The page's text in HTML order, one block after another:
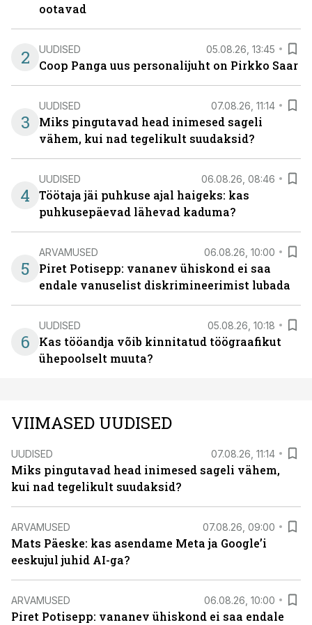
ootavad
2 UUDISED 05.08.26, 13:45
Coop Panga uus personalijuht on Pirkko Saar
3
UUDISED 07.08.26, 11:14
Miks pingutavad head inimesed sageli
vähem, kui nad tegelikult suudaksid?
4
UUDISED 06.08.26, 08:46
Töötaja jäi puhkuse ajal haigeks: kas
puhkusepäevad lähevad kaduma?
5
ARVAMUSED 06.08.26, 10:00
Piret Potisepp: vananev ühiskond ei saa
endale vanuselist diskrimineerimist lubada
6
UUDISED 05.08.26, 10:18
Kas tööandja võib kinnitatud töögraafikut
ühepoolselt muuta?
VIIMASED UUDISED
UUDISED 07.08.26, 11:14
Miks pingutavad head inimesed sageli vähem,
kui nad tegelikult suudaksid?
ARVAMUSED 07.08.26, 09:00
Mats Päeske: kas asendame Meta ja Google’i
eeskujul juhid AI-ga?
ARVAMUSED 06.08.26, 10:00
Piret Potisepp: vananev ühiskond ei saa endale